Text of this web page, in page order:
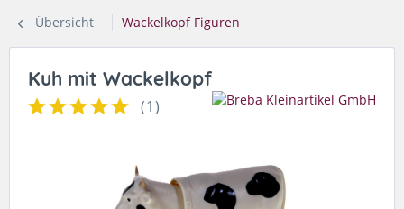
Übersicht Wackelkopf Figuren
Kuh mit Wackelkopf
(1)